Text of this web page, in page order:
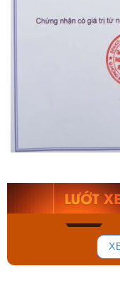
Orient Nam
Mua ngay